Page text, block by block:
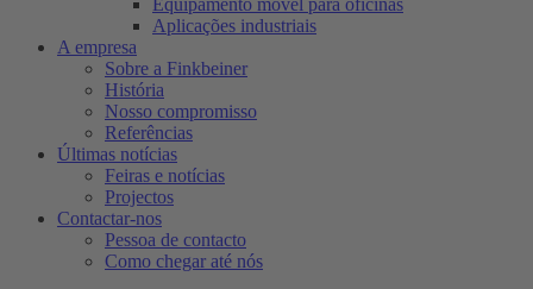
Aplicações industriais
A empresa
Sobre a Finkbeiner
História
Nosso compromisso
Referências
Últimas notícias
Feiras e notícias
Projectos
Contactar-nos
Pessoa de contacto
Como chegar até nós